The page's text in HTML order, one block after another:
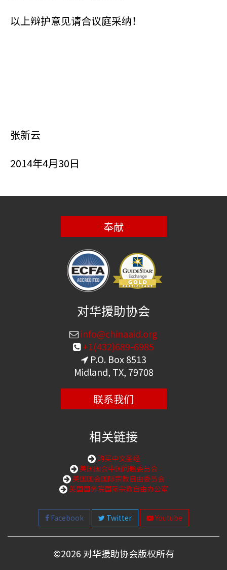
以上辩护意见请合议庭采纳！
张新云
2014年4月30日
奉献
对华援助协会
info@chinaaid.org
+1(432)689-6985
P.O. Box 8513
Midland, TX, 79708
联系我们
相关链接
购买中文圣经
美国国会中国问题委员会
美国国会国际宗教自由委员会
美国国务院国际宗教自由办公室
Facebook Twitter Youtube
©2026 对华援助协会版权所有